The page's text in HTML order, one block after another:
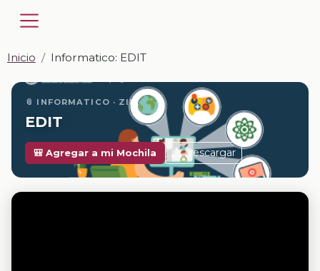
Inicio Informatico: EDIT
📎 INFORMATICO · ZIP
EDIT
🎒 Agregar a mi Mochila Descargar